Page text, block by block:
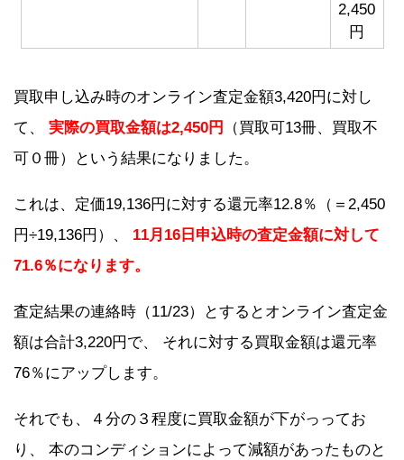
2,450
円
買取申し込み時のオンライン査定金額3,420円に対し
て、 実際の買取金額は2,450円
（買取可13冊、買取不
可０冊）という結果になりました。
これは、定価19,136円に対する還元率12.8％（＝2,450
円÷19,136円）、 11月16日申込時の査定金額に対して
71.6％になります。
査定結果の連絡時（11/23）とするとオンライン査定金
額は合計3,220円で、 それに対する買取金額は還元率
76％にアップします。
それでも、４分の３程度に買取金額が下がっってお
り、 本のコンディションによって減額があったものと